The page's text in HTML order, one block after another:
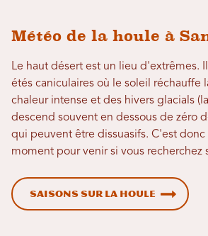
Météo de la houle à
Le haut désert est un lieu d'extrêmes.
étés caniculaires où le soleil réchauffe
chaleur intense et des hivers glacials
descend souvent en dessous de zéro
qui peuvent être dissuasifs. C'est
moment pour venir si vous recherchez
Saisons sur la houle